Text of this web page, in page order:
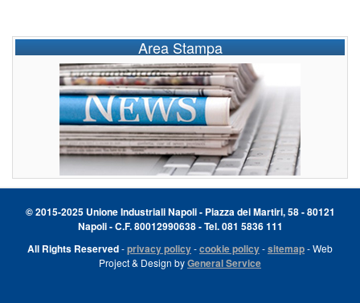
Area Stampa
© 2015-2025 Unione Industriali Napoli - Piazza dei Martiri, 58 - 80121
Napoli - C.F. 80012990638 - Tel. 081 5836 111
All Rights Reserved-privacy policy-cookie policy-sitemap- Web
Project & Design byGeneral Service